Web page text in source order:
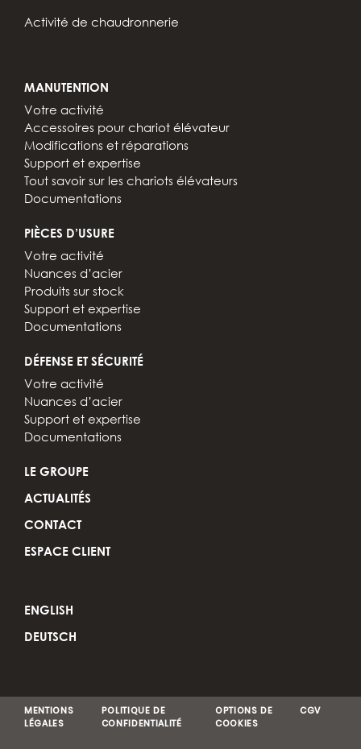
Activité de chaudronnerie
MANUTENTION
Votre activité
Accessoires pour chariot élévateur
Modifications et réparations
Support et expertise
Tout savoir sur les chariots élévateurs
Documentations
PIÈCES D’USURE
Votre activité
Nuances d’acier
Produits sur stock
Support et expertise
Documentations
DÉFENSE ET SÉCURITÉ
Votre activité
Nuances d’acier
Support et expertise
Documentations
LE GROUPE
ACTUALITÉS
CONTACT
ESPACE CLIENT
ENGLISH
DEUTSCH
MENTIONS
LÉGALES
POLITIQUE DE
CONFIDENTIALITÉ
OPTIONS DE
COOKIES
CGV